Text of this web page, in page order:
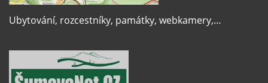
Ubytování, rozcestníky, památky, webkamery,…